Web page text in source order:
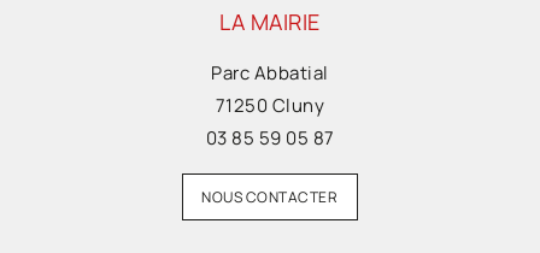
LA MAIRIE
Parc Abbatial
71250 Cluny
03 85 59 05 87
NOUS CONTACTER